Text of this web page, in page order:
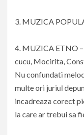
3. MUZICA
4. MUZICA ETNO
cucu, Mocirita,
Nu confundati
multe ori juriul
incadreaza corect
la care ar trebui sa